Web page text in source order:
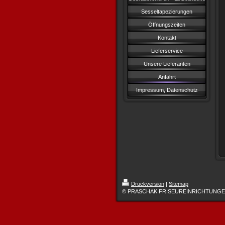
Sesseltapezierungen
Öffnungszeiten
Kontakt
Lieferservice
Unsere Lieferanten
Anfahrt
Impressum, Datenschutz
Druckversion | Sitemap
© PRASCHAK